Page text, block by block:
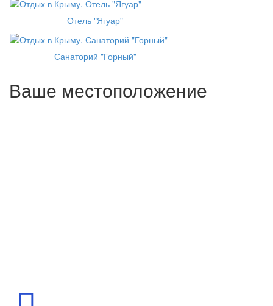
Отель "Ягуар"
Санаторий "Горный"
Ваше местоположение